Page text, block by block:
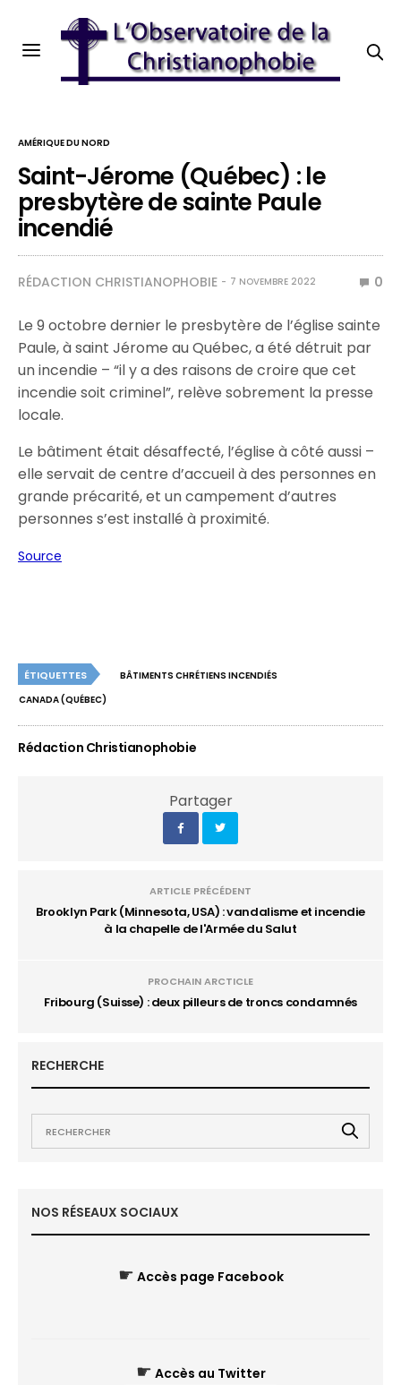
AMÉRIQUE DU NORD
Saint-Jérome (Québec) : le
presbytère de sainte Paule
incendié
RÉDACTION CHRISTIANOPHOBIE 7 NOVEMBRE 2022 0
Le 9 octobre dernier le presbytère de l’église sainte
Paule, à saint Jérome au Québec, a été détruit par
un incendie – “il y a des raisons de croire que cet
incendie soit criminel”, relève sobrement la presse
locale.
Le bâtiment était désaffecté, l’église à côté aussi –
elle servait de centre d’accueil à des personnes en
grande précarité, et un campement d’autres
personnes s’est installé à proximité.
Source
ÉTIQUETTES
BÂTIMENTS CHRÉTIENS INCENDIÉS
CANADA (QUÉBEC)
Rédaction Christianophobie
Partager
ARTICLE PRÉCÉDENT
Brooklyn Park (Minnesota, USA) : vandalisme et incendie
à la chapelle de l'Armée du Salut
PROCHAIN ARCTICLE
Fribourg (Suisse) : deux pilleurs de troncs condamnés
RECHERCHE
NOS RÉSEAUX SOCIAUX
☛ Accès page Facebook
☛ Accès au Twitter